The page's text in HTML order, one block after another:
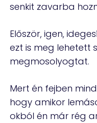
senkit zavarba
Először, igen,
ezt is meg lehetett
megmosolyogtat.
Mert én fejben
hogy amikor
okból én már rég